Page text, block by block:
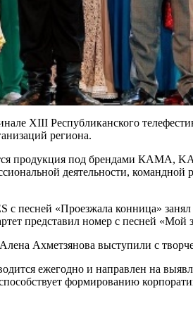
XIII Республиканского
региона.
продукция под брендами КАМА,
деятельности,
«Проезжала конница» занял
представил номер с песней «Мой
Ахметзянова выступили с
ежегодно и направлен на
формированию